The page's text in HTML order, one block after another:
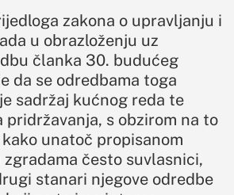
zakona o upravljanju i
u obrazloženju uz
članka 30. budućeg
da se odredbama toga
sadržaj kućnog reda te
pridržavanja, s obzirom na to
unatoč propisanom
često suvlasnici,
stanari njegove odredbe